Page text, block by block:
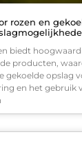
rozen en
biedt
producten,
gekoelde opslag
en het gebruik